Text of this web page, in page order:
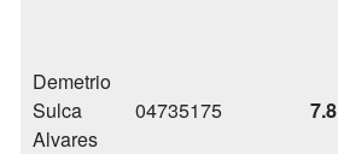
Demetrio
Sulca
Alvares
04735175 7.8